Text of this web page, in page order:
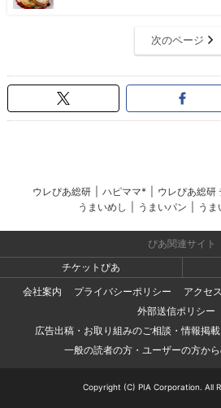
次のページ
ウレぴあ総研 ハピママ* ウレぴあ総研
うまいめし
うまいパン うま
ぴあ関連サイト
チケットぴあ
会社案内
プライバシーポリシー
アクセ
外部送信ポリシー
広告出稿・お取り組みのご相談・情報掲
一般の読者の方・ユーザーの方か
Copyright (C) PIA Corporation. All